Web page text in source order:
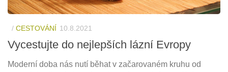
/ CESTOVÁNÍ 10.8.2021
Vycestujte do nejlepších lázní Evropy
Moderní doba nás nutí běhat v začarovaném kruhu od